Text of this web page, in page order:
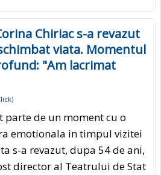
Chiriac s-a revazut
viata. Momentul
"Am lacrimat
)
parte de un moment cu o
emotionala in timpul vizitei
s-a revazut, dupa 54 de ani,
director al Teatrului de Stat